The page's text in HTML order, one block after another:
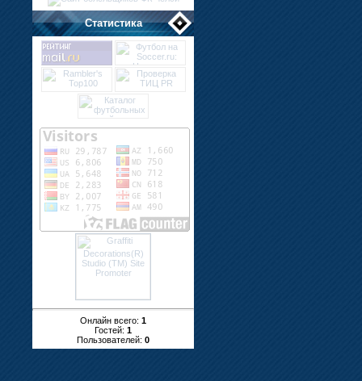
Статистика
Онлайн всего: 1
Гостей: 1
Пользователей: 0